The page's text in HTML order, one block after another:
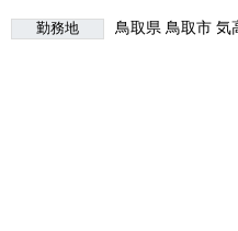
勤務地 鳥取県 鳥取市 気